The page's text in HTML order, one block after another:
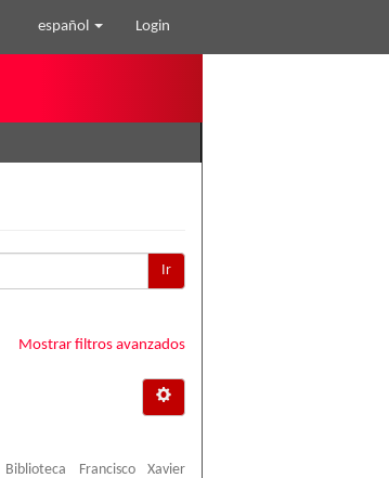
español Login
Ir
Mostrar filtros avanzados
Francisco Xavier